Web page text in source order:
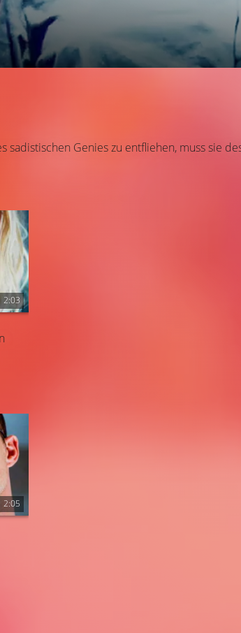
sadistischen Genies zu entfliehen, muss sie
2:03
2:05